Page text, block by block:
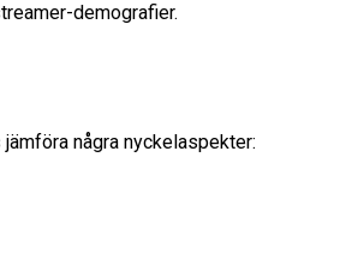
demografier.
några nyckelaspekter: